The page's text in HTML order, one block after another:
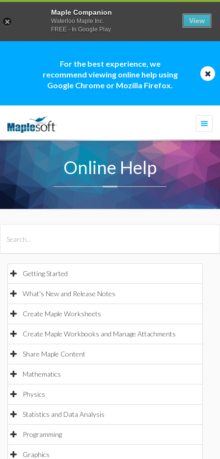
For the best experience, we
recommend viewing online help using
Google Chrome or Mozilla Firefox.
Online Help
Getting Started
What's New and Release Notes
Create Maple Worksheets
Create Maple Workbooks and Manage Attachments
Share Maple Content
Mathematics
Physics
Statistics and Data Analysis
Programming
Graphics
Maple Companion
Waterloo Maple Inc.
FREE - In Google Play
View